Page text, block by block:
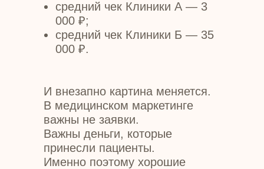
средний чек Клиники А — 3
000 ₽;
средний чек Клиники Б — 35
000 ₽.
И внезапно картина меняется.
В медицинском маркетинге
важны не заявки.
Важны деньги, которые
принесли пациенты.
Именно поэтому хорошие